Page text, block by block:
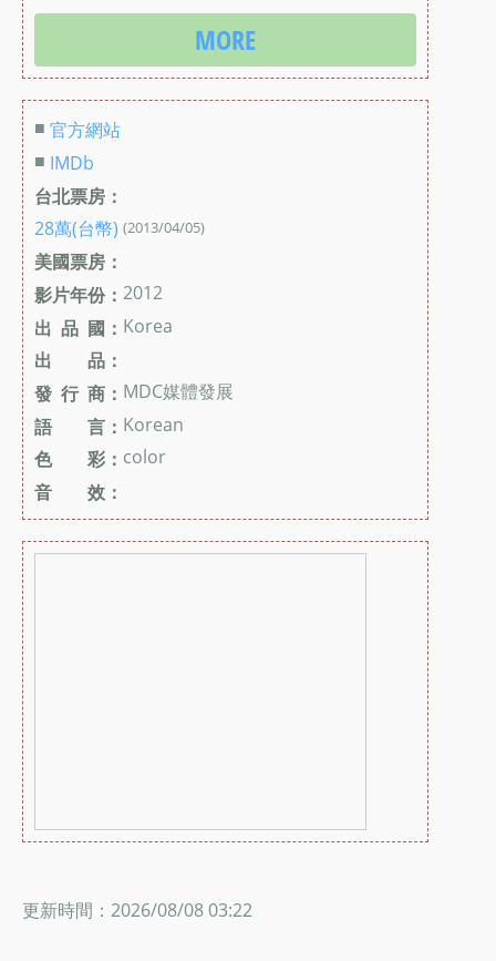
MORE
■ 官方網站
■ IMDb
台北票房：
28萬(台幣) (2013/04/05)
美國票房：
影片年份： 2012
出 品 國： Korea
出 品：
發 行 商： MDC媒體發展
語 言： Korean
色 彩： color
音 效：
更新時間：2026/08/08 03:22